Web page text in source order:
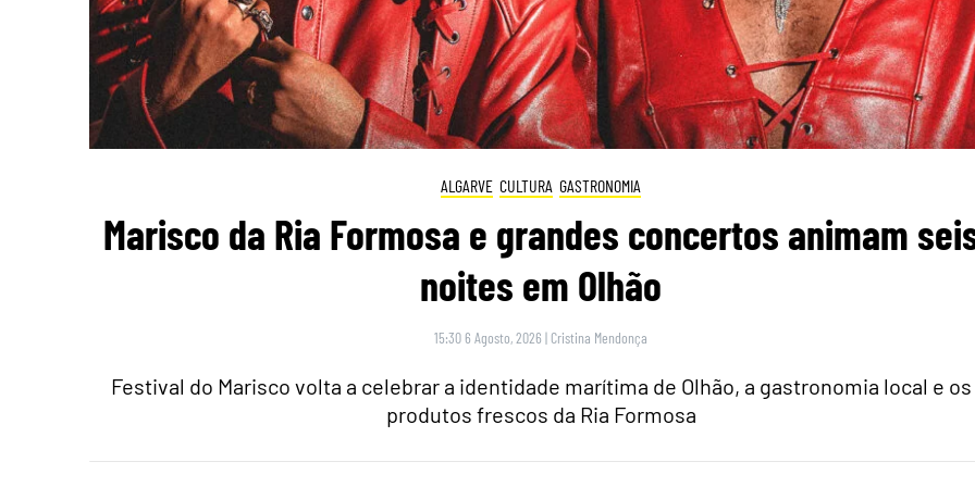
ALGARVE CULTURA GASTRONOMIA
Marisco da Ria Formosa e grandes concertos animam
noites em Olhão
15:30 6 Agosto, 2026 | Cristina Mendonça
Festival do Marisco volta a celebrar a identidade marítima de Olhão, a gastronomia local e os
produtos frescos da Ria Formosa